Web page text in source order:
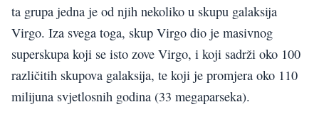
ta grupa jedna je od njih nekoliko u skupu galaksija
Virgo. Iza svega toga, skup Virgo dio je masivnog
superskupa koji se isto zove Virgo, i koji sadrži oko 100
različitih skupova galaksija, te koji je promjera oko 110
milijuna svjetlosnih godina (33 megaparseka).